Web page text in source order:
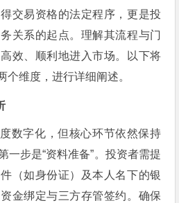
交易资格的法定程序，更是投
关系的起点。理解其流程与门
效、顺利地进入市场。以下将
个维度，进行详细阐述。
数字化，但核心环节依然保持
一步是“资料准备”。投资者需提
（如身份证）及本人名下的银
金绑定与三方存管签约。确保